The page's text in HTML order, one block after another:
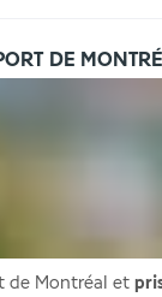
DE
de Montréal et